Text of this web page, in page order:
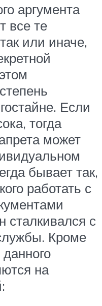
аргумента
все те
или иначе,
Если
тогда
может
бывает так,
работать с
сталкивался с
Кроме
на